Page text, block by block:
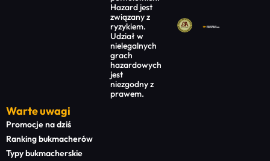
Hazard jest
związany z
ryzykiem.
Udział w
nielegalnych
grach
hazardowych
jest
niezgodny z
prawem.
Warte uwagi
Promocje na dziś
Ranking bukmacherów
Typy bukmacherskie